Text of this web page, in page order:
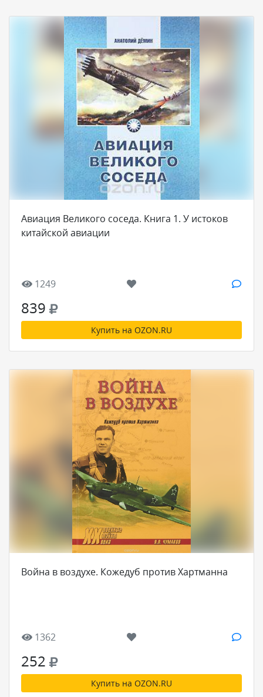
Авиация Великого соседа. Книга 1. У истоков
китайской авиации
1249
839
Купить на OZON.RU
Война в воздухе. Кожедуб против Хартманна
1362
252
Купить на OZON.RU